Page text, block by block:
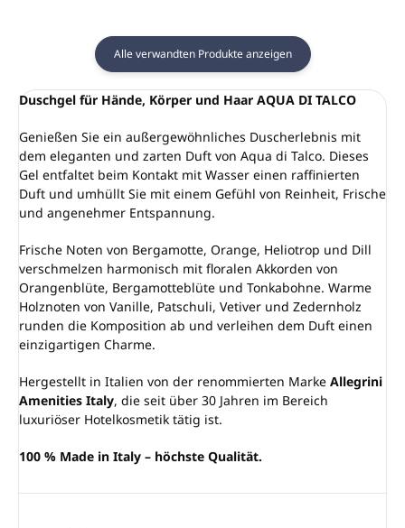
Alle verwandten Produkte anzeigen
Duschgel für Hände, Körper und Haar AQUA DI TALCO
Genießen Sie ein außergewöhnliches Duscherlebnis mit
dem eleganten und zarten Duft von Aqua di Talco. Dieses
Gel entfaltet beim Kontakt mit Wasser einen raffinierten
Duft und umhüllt Sie mit einem Gefühl von Reinheit, Frische
und angenehmer Entspannung.
Frische Noten von Bergamotte, Orange, Heliotrop und Dill
verschmelzen harmonisch mit floralen Akkorden von
Orangenblüte, Bergamotteblüte und Tonkabohne. Warme
Holznoten von Vanille, Patschuli, Vetiver und Zedernholz
runden die Komposition ab und verleihen dem Duft einen
einzigartigen Charme.
Hergestellt in Italien von der renommierten Marke Allegrini
Amenities Italy, die seit über 30 Jahren im Bereich
luxuriöser Hotelkosmetik tätig ist.
100 % Made in Italy – höchste Qualität.